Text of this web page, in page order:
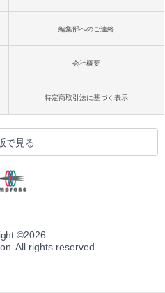
編集部へのご連絡
会社概要
特定商取引法に基づく表示
で見る
©2026
All rights reserved.